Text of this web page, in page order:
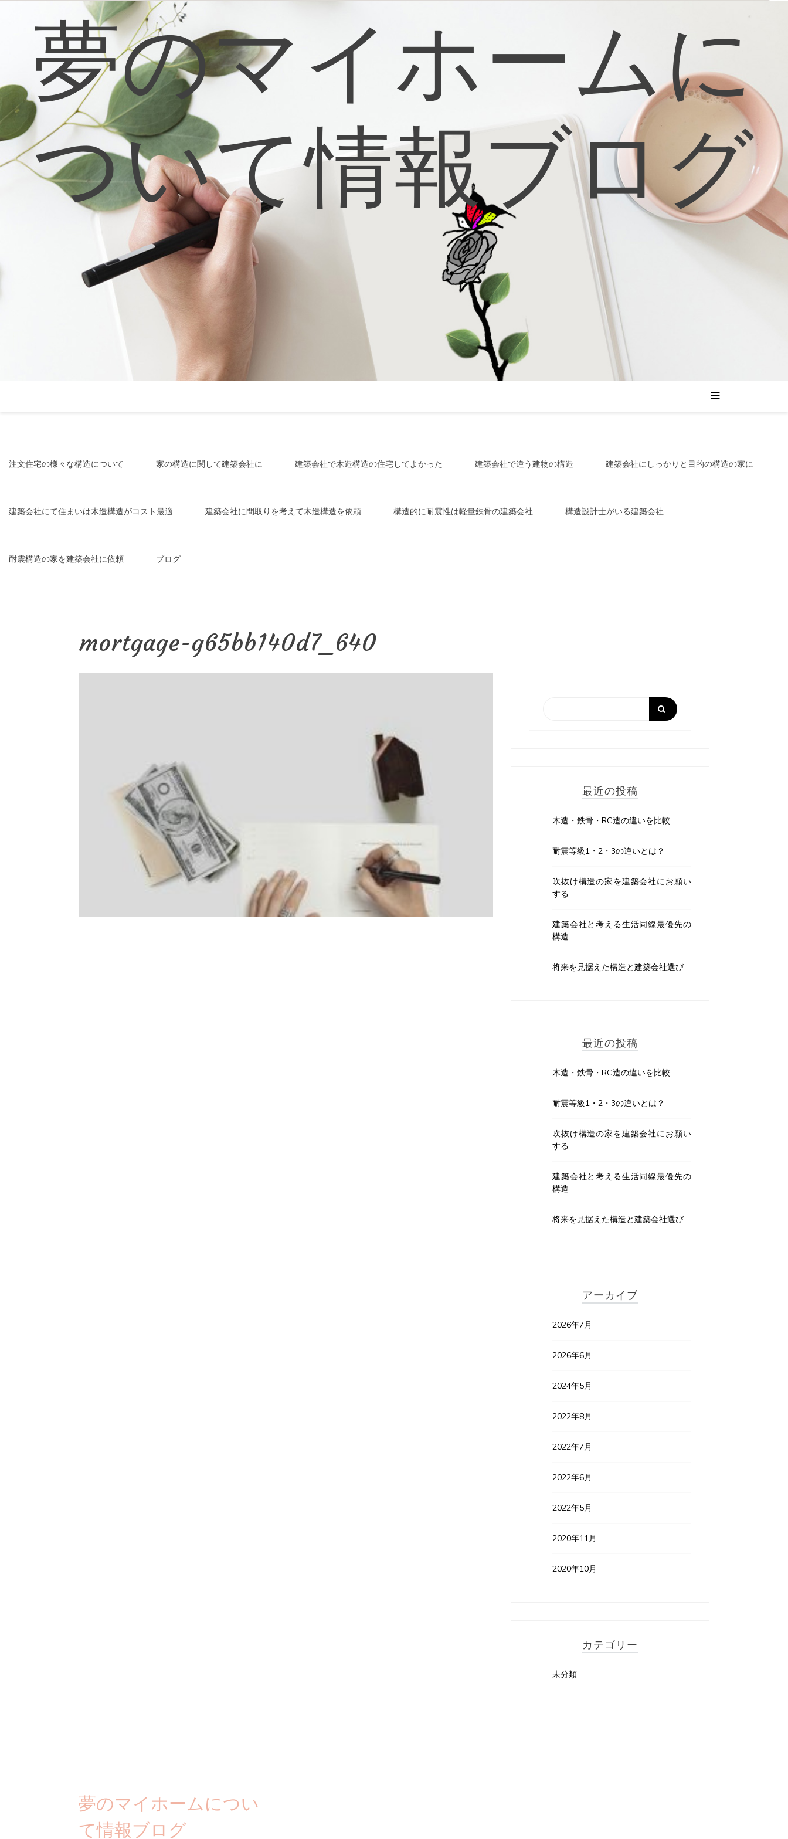
キ
プ
夢のマイホームに
ついて情報ブログ
注文住宅の様々な構造について 家の構造に関して建築会社に 建築会社で木造構造の住宅してよかった 建築会社で違う建物の構造 建築会社にしっかりと目的の構造の家に
建築会社にて住まいは木造構造がコスト最適 建築会社に間取りを考えて木造構造を依頼 構造的に耐震性は軽量鉄骨の建築会社 構造設計士がいる建築会社
耐震構造の家を建築会社に依頼 ブログ
mortgage-g65bb140d7_640
最近の投稿
木造・鉄骨・RC造の違いを比較
耐震等級1・2・3の違いとは？
吹抜け構造の家を建築会社にお願い
する
建築会社と考える生活同線最優先の
構造
将来を見据えた構造と建築会社選び
最近の投稿
木造・鉄骨・RC造の違いを比較
耐震等級1・2・3の違いとは？
吹抜け構造の家を建築会社にお願い
する
建築会社と考える生活同線最優先の
構造
将来を見据えた構造と建築会社選び
アーカイブ
2026年7月
2026年6月
2024年5月
2022年8月
2022年7月
2022年6月
2022年5月
2020年11月
2020年10月
カテゴリー
未分類
夢のマイホームについ
て情報ブログ